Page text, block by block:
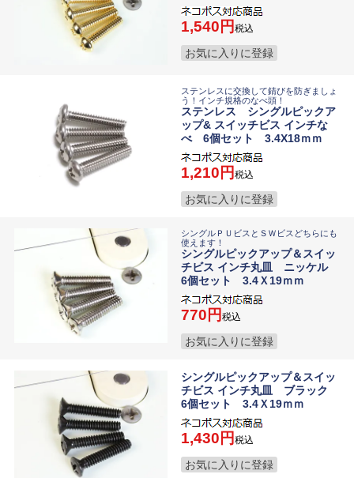
1,540 税込
お気に入りに登録
ステンレスに交換して錆びを防ぎましょ
う！インチ規格のなべ頭！
ステンレス シングルピックア
ップ& スイッチビス インチな
べ 6個セット 3.4X18ｍｍ
1,210 税込
お気に入りに登録
シングルＰＵビスとＳＷビスどちらにも
使えます！
シングルピックアップ＆スイッ
チビス インチ丸皿 ニッケル
6個セット 3.4Ｘ19ｍｍ
770 税込
お気に入りに登録
シングルピックアップ＆スイッ
チビス インチ丸皿 ブラック
6個セット 3.4Ｘ19ｍｍ
1,430 税込
お気に入りに登録